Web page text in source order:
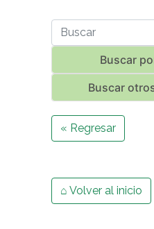
Buscar
Buscar
« Regresar
⌂ Volver al inicio